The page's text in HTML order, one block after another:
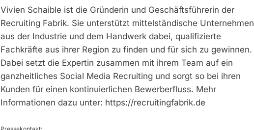
Vivien Schaible ist die Gründerin und Geschäftsführerin der
Recruiting Fabrik. Sie unterstützt mittelständische Unternehmen
aus der Industrie und dem Handwerk dabei, qualifizierte
Fachkräfte aus ihrer Region zu finden und für sich zu gewinnen.
Dabei setzt die Expertin zusammen mit ihrem Team auf ein
ganzheitliches Social Media Recruiting und sorgt so bei ihren
Kunden für einen kontinuierlichen Bewerberfluss. Mehr
Informationen dazu unter: https://recruitingfabrik.de